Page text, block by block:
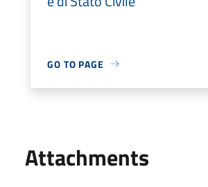
GO TO PAGE
Attachments